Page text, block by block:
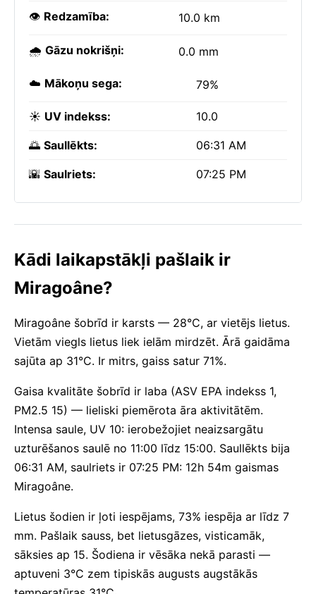
👁️ Redzamība: 10.0 km
🌧️ Gāzu nokrišņi: 0.0 mm
☁️ Mākoņu sega: 79%
☀️ UV indekss: 10.0
🌅 Saullēkts: 06:31 AM
🌇 Saulriets: 07:25 PM
Kādi laikapstākļi pašlaik ir
Miragoâne?
Miragoâne šobrīd ir karsts — 28°C, ar vietējs lietus.
Vietām viegls lietus liek ielām mirdzēt. Ārā gaidāma
sajūta ap 31°C. Ir mitrs, gaiss satur 71%.
Gaisa kvalitāte šobrīd ir laba (ASV EPA indekss 1,
PM2.5 15) — lieliski piemērota āra aktivitātēm.
Intensa saule, UV 10: ierobežojiet neaizsargātu
uzturēšanos saulē no 11:00 līdz 15:00. Saullēkts bija
06:31 AM, saulriets ir 07:25 PM: 12h 54m gaismas
Miragoâne.
Lietus šodien ir ļoti iespējams, 73% iespēja ar līdz 7
mm. Pašlaik sauss, bet lietusgāzes, visticamāk,
sāksies ap 15. Šodiena ir vēsāka nekā parasti —
aptuveni 3°C zem tipiskās augusts augstākās